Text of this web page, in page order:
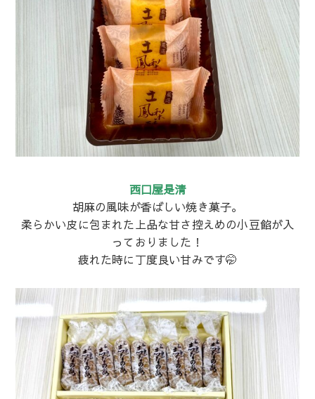
西口屋是清
胡麻の風味が香ばしい焼き菓子。
柔らかい皮に包まれた上品な甘さ控えめの小豆餡が入
っておりました！
疲れた時に丁度良い甘みです🤭